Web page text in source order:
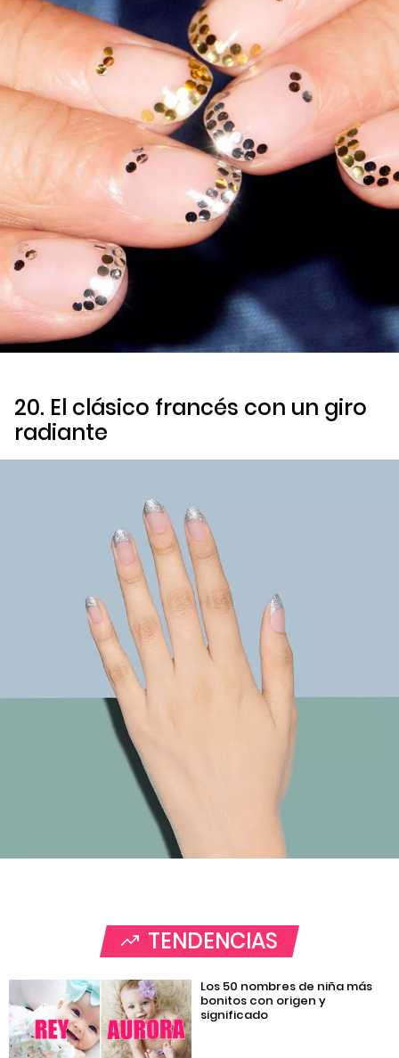
20. El clásico francés con un giro
radiante
TENDENCIAS
Los 50 nombres de niña más
bonitos con origen y
significado